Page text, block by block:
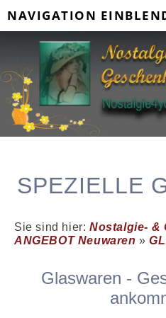
NAVIGATION
SPEZIELLE
Sie sind hier: Nostalgie- &
ANGEBOT Neuwaren»
Glaswaren -